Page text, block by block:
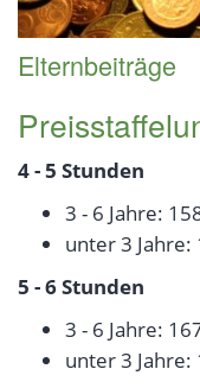
Elternbeiträge
4 - 5 Stunden
3 - 6 Jahre:
unter 3 Jahre:
5 - 6 Stunden
3 - 6 Jahre:
unter 3 Jahre: